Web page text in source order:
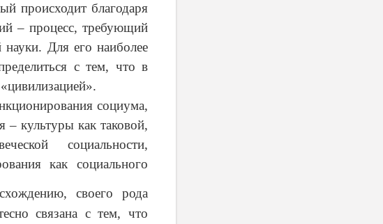
происходит благодаря
– процесс, требующий
науки. Для его наиболее
с тем, что в
социума,
– культуры как таковой,
социальности,
как социального
своего рода
связана с тем, что